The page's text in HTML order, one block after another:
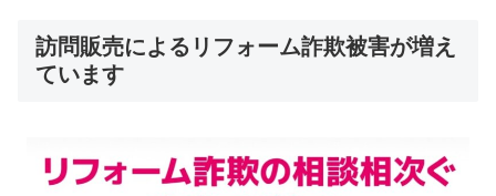
訪問販売によるリフォーム詐欺被害が増え
ています